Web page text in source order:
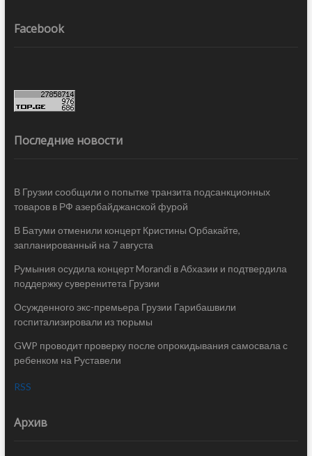
Facebook
Последние новости
В Грузии сообщили о попытке транзита подсанкционных
товаров в РФ азербайджанской фурой
В Батуми отменили концерт Кристины Орбакайте,
запланированный на 7 августа
Румыния осудила концерт Morandi в Абхазии и подтвердила
поддержку суверенитета Грузии
Осужденного экс-премьера Грузии Гарибашвили
госпитализировали из тюрьмы
GWP проводит проверку после опрокидывания самосвала с
ребенком на Руставели
RSS
Архив